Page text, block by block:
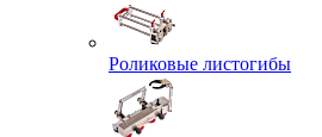
Роликовые листогибы